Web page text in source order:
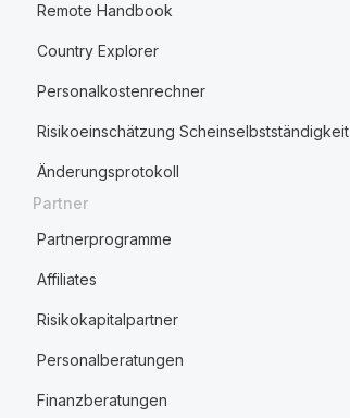
Remote Handbook
Country Explorer
Personalkostenrechner
Risikoeinschätzung Scheinselbstständigkeit
Änderungsprotokoll
Partner
Partnerprogramme
Affiliates
Risikokapitalpartner
Personalberatungen
Finanzberatungen